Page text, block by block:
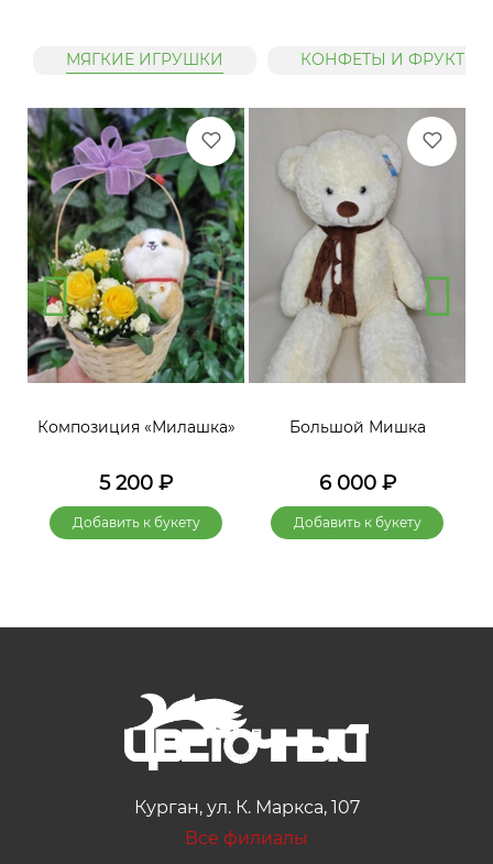
МЯГКИЕ ИГРУШКИ КОНФЕТЫ И ФРУКТЫ
Композиция «Милашка»
5 200 ₽
Добавить к букету
Большой Мишка
6 000₽
Добавить к букету
Курган, ул. К. Маркса, 107
Все филиалы